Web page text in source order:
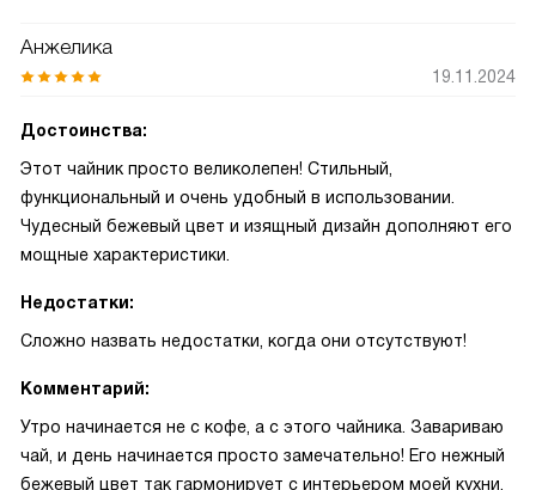
Анжелика
19.11.2024
Достоинства:
Этот чайник просто великолепен! Стильный,
функциональный и очень удобный в использовании.
Чудесный бежевый цвет и изящный дизайн дополняют его
мощные характеристики.
Недостатки:
Сложно назвать недостатки, когда они отсутствуют!
Комментарий:
Утро начинается не с кофе, а с этого чайника. Завариваю
чай, и день начинается просто замечательно! Его нежный
бежевый цвет так гармонирует с интерьером моей кухни,